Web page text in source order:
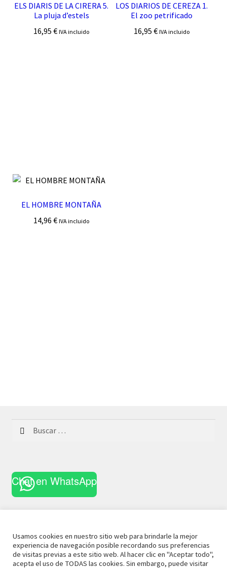
ELS DIARIS DE LA CIRERA 5.
La pluja d’estels
16,95€ IVA incluido
LOS DIARIOS DE CEREZA 1.
El zoo petrificado
16,95 € IVA incluido
EL HOMBRE MONTAÑA
14,96€ IVA incluido
Chat en WhatsApp
© 2021 La Casa CuriosaAviso Legal
Términos y
Condiciones
Política de Privacidad Política de Cookies
Usamos cookies en nuestro sitio web para brindarle la mejor
experiencia de navegación posible recordando sus preferencias
de visitas previas a este sitio web. Al hacer clic en "Aceptar todo",
acepta el uso de TODAS las cookies. Sin embargo, puede visitar